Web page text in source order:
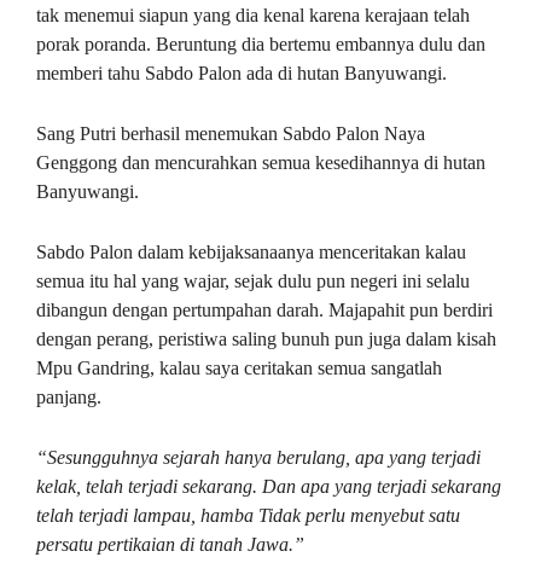
tak menemui siapun yang dia kenal karena kerajaan telah
porak poranda. Beruntung dia bertemu embannya dulu dan
memberi tahu Sabdo Palon ada di hutan Banyuwangi.
Sang Putri berhasil menemukan Sabdo Palon Naya
Genggong dan mencurahkan semua kesedihannya di hutan
Banyuwangi.
Sabdo Palon dalam kebijaksanaanya menceritakan kalau
semua itu hal yang wajar, sejak dulu pun negeri ini selalu
dibangun dengan pertumpahan darah. Majapahit pun berdiri
dengan perang, peristiwa saling bunuh pun juga dalam kisah
Mpu Gandring, kalau saya ceritakan semua sangatlah
panjang.
“Sesungguhnya sejarah hanya berulang, apa yang terjadi
kelak, telah terjadi sekarang. Dan apa yang terjadi sekarang
telah terjadi lampau, hamba Tidak perlu menyebut satu
persatu pertikaian di tanah Jawa.”